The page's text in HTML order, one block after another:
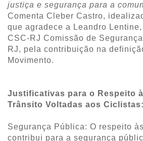
justiça e segurança para a
Comenta Cleber Castro,
que agradece a Leandro
CSC-RJ Comissão de
RJ, pela contribuição na
Movimento.
Justificativas para o Respeito
Trânsito Voltadas aos Ciclistas:
Segurança Pública: O respeito
contribui para a segurança